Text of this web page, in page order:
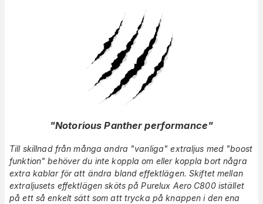
"Notorious Panther performance"
Till skillnad från många andra "vanliga" extraljus med "boost
funktion" behöver du inte koppla om eller koppla bort några
extra kablar för att ändra bland effektlägen. Skiftet mellan
extraljusets effektlägen sköts på Purelux Aero C800 istället
på ett så enkelt sätt som att trycka på knappen i den ena